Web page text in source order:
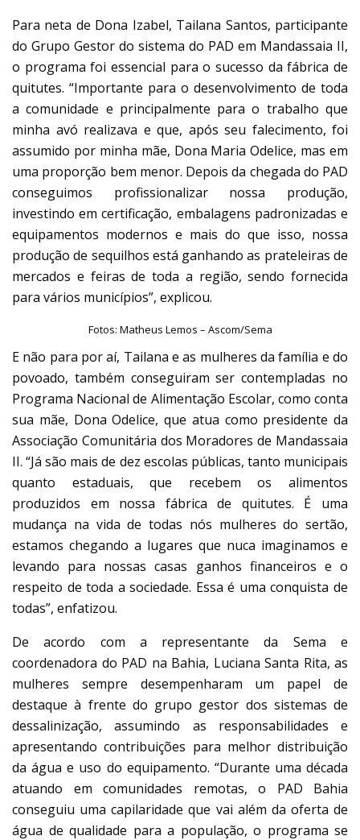
Para neta de Dona Izabel, Tailana Santos, participante
do Grupo Gestor do sistema do PAD em Mandassaia II,
o programa foi essencial para o sucesso da fábrica de
quitutes. “Importante para o desenvolvimento de toda
a comunidade e principalmente para o trabalho que
minha avó realizava e que, após seu falecimento, foi
assumido por minha mãe, Dona Maria Odelice, mas em
uma proporção bem menor. Depois da chegada do PAD
conseguimos profissionalizar nossa produção,
investindo em certificação, embalagens padronizadas e
equipamentos modernos e mais do que isso, nossa
produção de sequilhos está ganhando as prateleiras de
mercados e feiras de toda a região, sendo fornecida
para vários municípios”, explicou.
Fotos: Matheus Lemos – Ascom/Sema
E não para por aí, Tailana e as mulheres da família e do
povoado, também conseguiram ser contempladas no
Programa Nacional de Alimentação Escolar, como conta
sua mãe, Dona Odelice, que atua como presidente da
Associação Comunitária dos Moradores de Mandassaia
II. “Já são mais de dez escolas públicas, tanto municipais
quanto estaduais, que recebem os alimentos
produzidos em nossa fábrica de quitutes. É uma
mudança na vida de todas nós mulheres do sertão,
estamos chegando a lugares que nuca imaginamos e
levando para nossas casas ganhos financeiros e o
respeito de toda a sociedade. Essa é uma conquista de
todas”, enfatizou.
De acordo com a representante da Sema e
coordenadora do PAD na Bahia, Luciana Santa Rita, as
mulheres sempre desempenharam um papel de
destaque à frente do grupo gestor dos sistemas de
dessalinização, assumindo as responsabilidades e
apresentando contribuições para melhor distribuição
da água e uso do equipamento. “Durante uma década
atuando em comunidades remotas, o PAD Bahia
conseguiu uma capilaridade que vai além da oferta de
água de qualidade para a população, o programa se